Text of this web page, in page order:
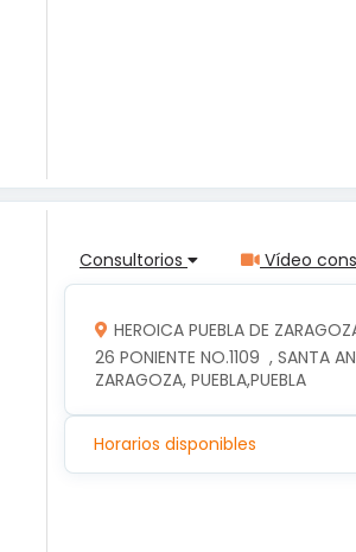
Consultorios Vídeo
HEROICA PUEBLA DE
26 PONIENTE NO.1109  , SANTA
ZARAGOZA, PUEBLA,PUEBLA
Horarios disponibles